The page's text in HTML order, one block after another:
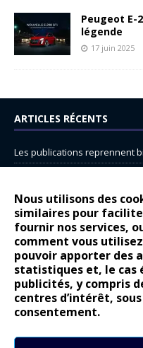
Nous utilisons des
similaires pour
fournir nos services,
comment vous
pouvoir apporter des
statistiques et, le cas
publicités, y compris
centres d’intérêt,
consentement.
Peugeot E-
légende
17 juin 2025
ARTICLES RÉCENTS
Les publications reprennent
14 juillet : nouveau film de
Renault Espace : voyage,
Peugeot E-208 GTi : naissance
COMMENTAIRES RÉCENTS
Bernard DardartdansDacia